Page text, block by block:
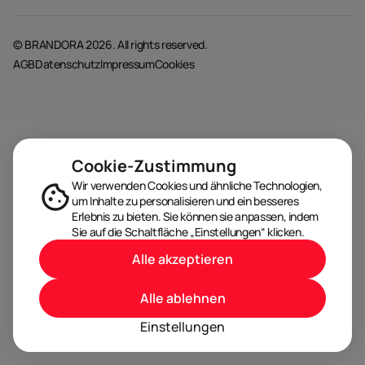
© BRANDORA 2026. All rights reserved.
AGBDatenschutzImpressumCookies
Cookie-Zustimmung
Wir verwenden Cookies und ähnliche Technologien,
um Inhalte zu personalisieren und ein besseres
Erlebnis zu bieten. Sie können sie anpassen, indem
Sie auf die Schaltfläche „Einstellungen“ klicken.
Einstellungen
Alle ablehnen
Alle akzeptieren